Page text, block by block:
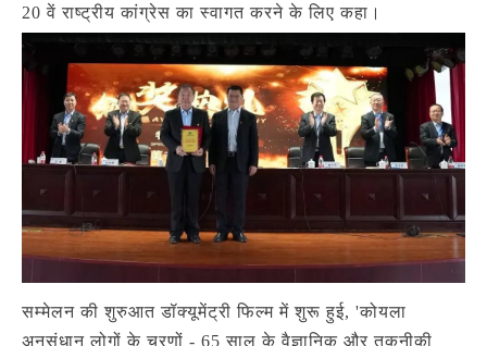
20 वें राष्ट्रीय कांग्रेस का स्वागत करने के लिए कहा।
सम्मेलन की शुरुआत डॉक्यूमेंट्री फिल्म में शुरू हुई, 'कोयला
अनुसंधान लोगों के चरणों - 65 साल के वैज्ञानिक और तकनीकी